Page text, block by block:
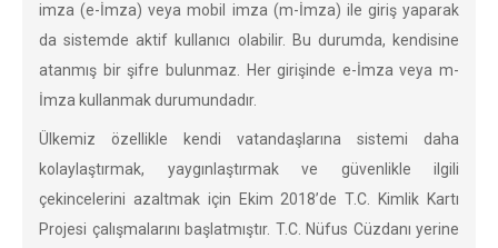
imza (e-İmza) veya mobil imza (m-İmza) ile giriş yaparak
da sistemde aktif kullanıcı olabilir. Bu durumda, kendisine
atanmış bir şifre bulunmaz. Her girişinde e-İmza veya m-
İmza kullanmak durumundadır.
Ülkemiz özellikle kendi vatandaşlarına sistemi daha
kolaylaştırmak, yaygınlaştırmak ve güvenlikle ilgili
çekincelerini azaltmak için Ekim 2018’de T.C. Kimlik Kartı
Projesi çalışmalarını başlatmıştır. T.C. Nüfus Cüzdanı yerine